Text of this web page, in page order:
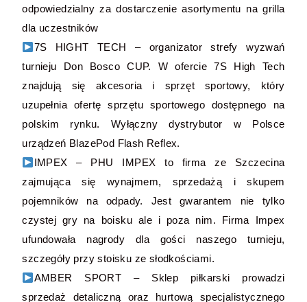
odpowiedzialny za dostarczenie asortymentu na grilla
dla uczestników
7S HIGHT TECH – organizator strefy wyzwań
turnieju Don Bosco CUP. W ofercie 7S High Tech
znajdują się akcesoria i sprzęt sportowy, który
uzupełnia ofertę sprzętu sportowego dostępnego na
polskim rynku. Wyłączny dystrybutor w Polsce
urządzeń BlazePod Flash Reflex.
IMPEX – PHU IMPEX to firma ze Szczecina
zajmująca się wynajmem, sprzedażą i skupem
pojemników na odpady. Jest gwarantem nie tylko
czystej gry na boisku ale i poza nim. Firma Impex
ufundowała nagrody dla gości naszego turnieju,
szczegóły przy stoisku ze słodkościami.
AMBER SPORT – Sklep piłkarski prowadzi
sprzedaż detaliczną oraz hurtową specjalistycznego